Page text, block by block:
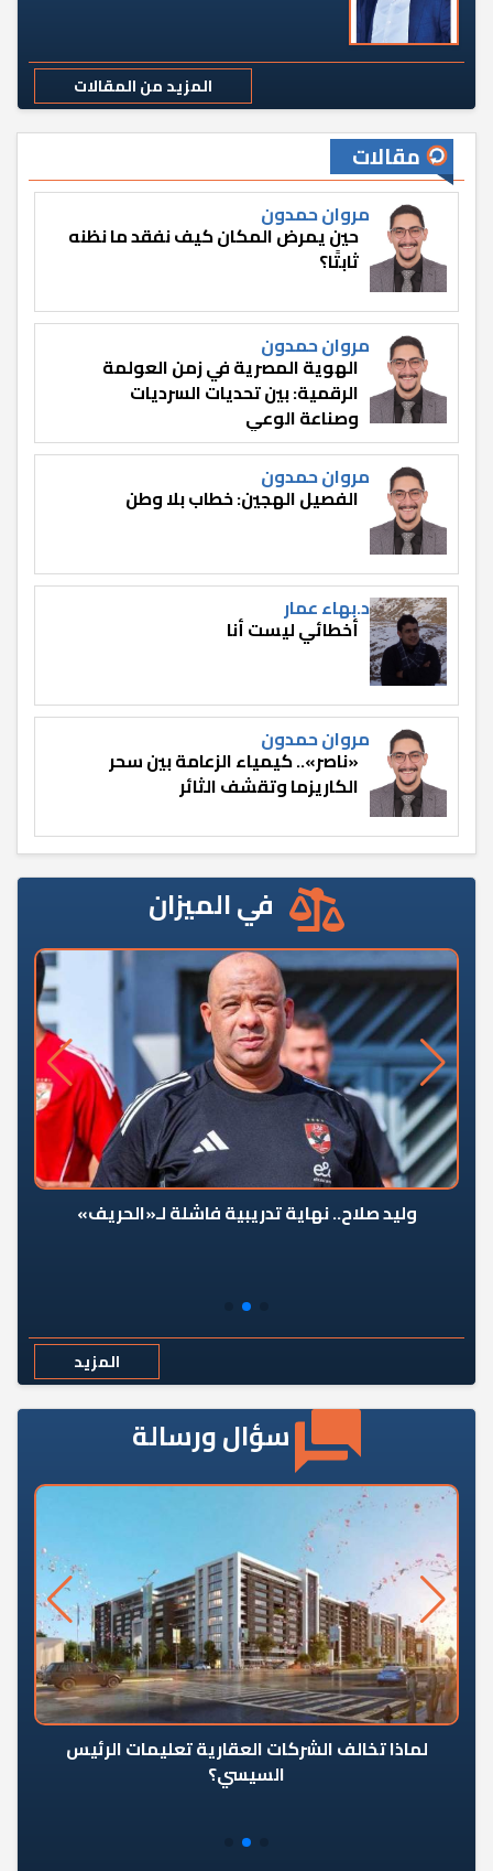
المزيد من المقالات
مقالات
مروان حمدون
حين يمرض المكان كيف نفقد ما نظنه
ثابتًا؟
مروان حمدون
الهوية المصرية في زمن العولمة
الرقمية: بين تحديات السرديات
وصناعة الوعي
مروان حمدون
الفصيل الهجين: خطاب بلا وطن
د.بهاء عمار
أخطائي ليست أنا
مروان حمدون
«ناصر».. كيمياء الزعامة بين سحر
الكاريزما وتقشف الثائر
في الميزان
وليد صلاح.. نهاية تدريبية فاشلة لـ«الحريف»
المزيد
سؤال ورسالة
لماذا تخالف الشركات العقارية تعليمات الرئيس
السيسي؟